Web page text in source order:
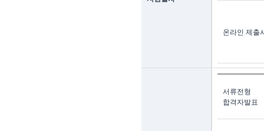
온라인 제출
서류전형
합격자발표